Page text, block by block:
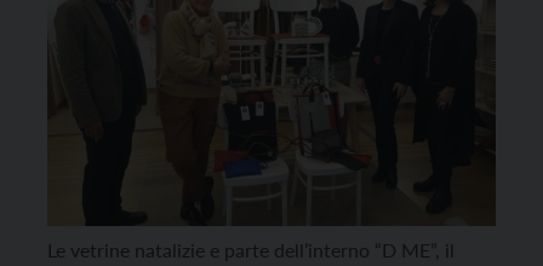
Le vetrine natalizie e parte dell’interno “D ME”, il